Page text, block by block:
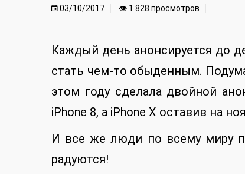
03/10/2017 👁 1 828 просмотров
Каждый день анонсируется до
стать чем-то обыденным.
этом году сделала двойной
iPhone 8, а iPhone X оставив на
И все же люди по всему миру
радуются!